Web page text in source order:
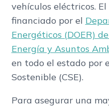
vehículos eléctricos.
financiado por el
Energéticos (DOER)
Energía y Asuntos
en todo el estado por
Sostenible (CSE).
Para asegurar una